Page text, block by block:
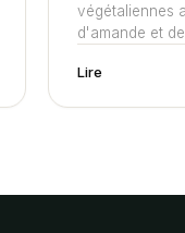
végétaliennes
d'amande et
Lire